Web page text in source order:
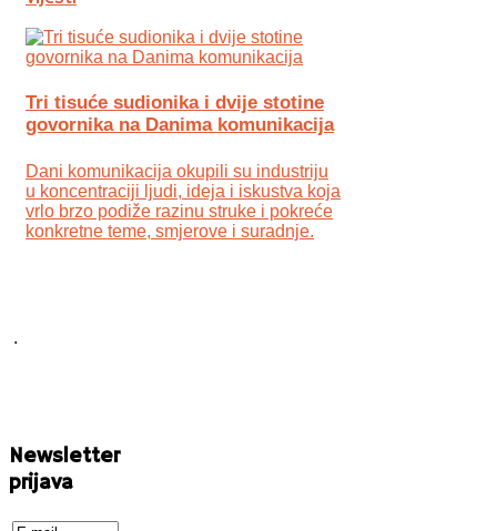
Tri tisuće sudionika i dvije stotine
govornika na Danima komunikacija
Dani komunikacija okupili su industriju
u koncentraciji ljudi, ideja i iskustva koja
vrlo brzo podiže razinu struke i pokreće
konkretne teme, smjerove i suradnje.
.
Newsletter
prijava